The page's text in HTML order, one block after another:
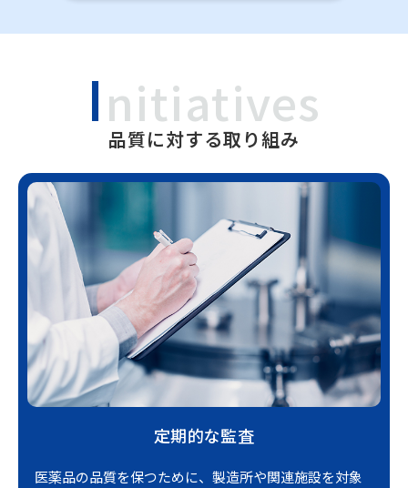
Initiatives
品質に対する取り組み
定期的な監査
医薬品の品質を保つために、製造所や関連施設を対象